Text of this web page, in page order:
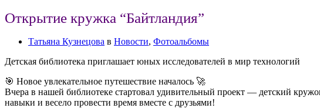
Открытие кружка “Байтландия”
Татьяна Кузнецова в Новости, Фотоальбомы
Детская библиотека приглашает юных исследователей в мир технологий
🎯 Новое увлекательное путешествие началось 🚀
Вчера в нашей библиотеке стартовал удивительный проект — детский
навыки и весело провести время вместе с друзьями!